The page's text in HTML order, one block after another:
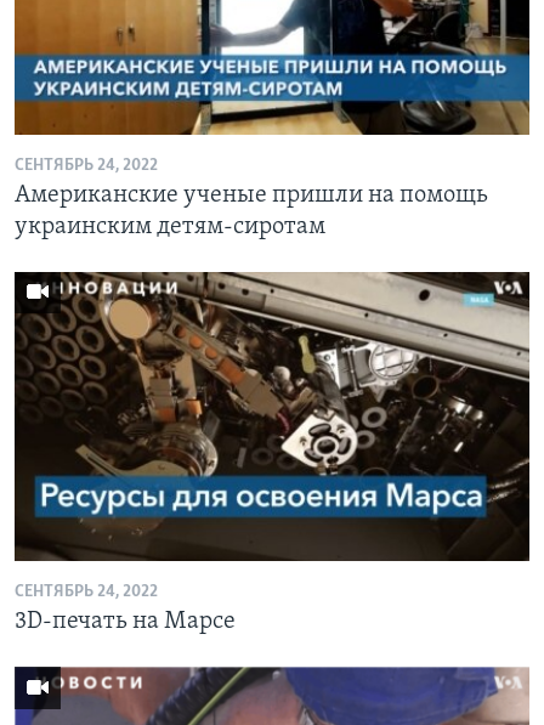
СЕНТЯБРЬ 24, 2022
Американские ученые пришли на помощь
украинским детям-сиротам
СЕНТЯБРЬ 24, 2022
3D-печать на Марсе